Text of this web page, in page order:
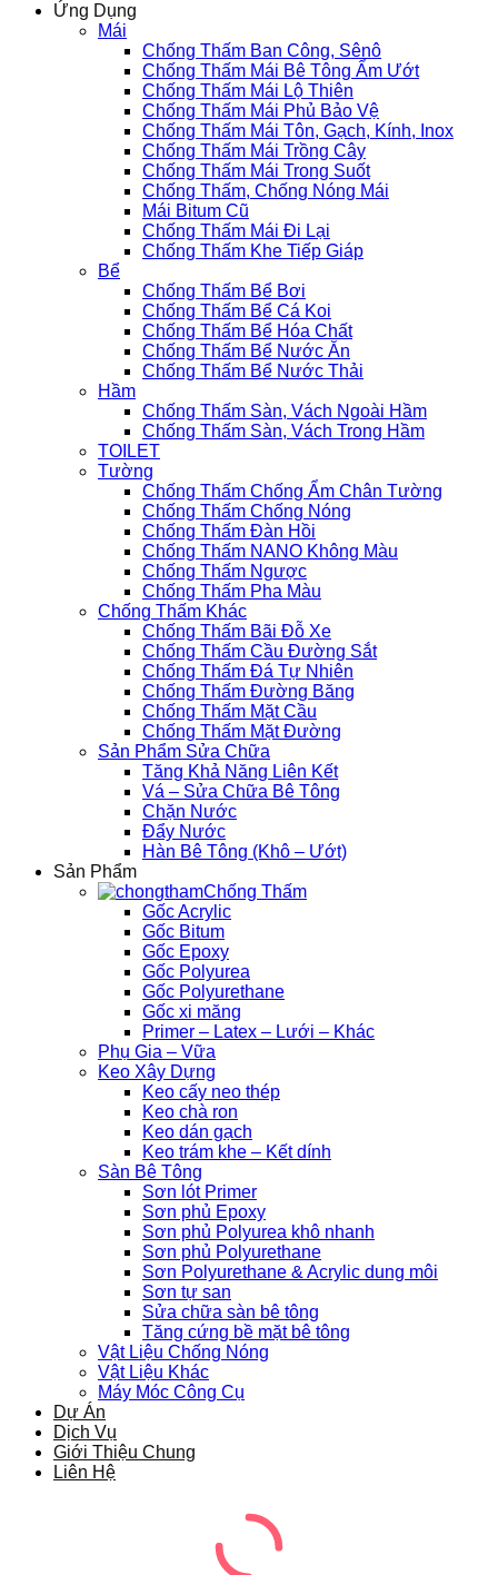
Ứng Dụng
Mái
Chống Thấm Ban Công, Sênô
Chống Thấm Mái Bê Tông Ẩm Ướt
Chống Thấm Mái Lộ Thiên
Chống Thấm Mái Phủ Bảo Vệ
Chống Thấm Mái Tôn, Gạch, Kính, Inox
Chống Thấm Mái Trồng Cây
Chống Thấm Mái Trong Suốt
Chống Thấm, Chống Nóng Mái
Mái Bitum Cũ
Chống Thấm Mái Đi Lại
Chống Thấm Khe Tiếp Giáp
Bể
Chống Thấm Bể Bơi
Chống Thấm Bể Cá Koi
Chống Thấm Bể Hóa Chất
Chống Thấm Bể Nước Ăn
Chống Thấm Bể Nước Thải
Hầm
Chống Thấm Sàn, Vách Ngoài Hầm
Chống Thấm Sàn, Vách Trong Hầm
TOILET
Tường
Chống Thấm Chống Ẩm Chân Tường
Chống Thấm Chống Nóng
Chống Thấm Đàn Hồi
Chống Thấm NANO Không Màu
Chống Thấm Ngược
Chống Thấm Pha Màu
Chống Thấm Khác
Chống Thấm Bãi Đỗ Xe
Chống Thấm Cầu Đường Sắt
Chống Thấm Đá Tự Nhiên
Chống Thấm Đường Băng
Chống Thấm Mặt Cầu
Chống Thấm Mặt Đường
Sản Phẩm Sửa Chữa
Tăng Khả Năng Liên Kết
Vá – Sửa Chữa Bê Tông
Chặn Nước
Đẩy Nước
Hàn Bê Tông (Khô – Ướt)
Sản Phẩm
Chống Thấm
Gốc Acrylic
Gốc Bitum
Gốc Epoxy
Gốc Polyurea
Gốc Polyurethane
Gốc xi măng
Primer – Latex – Lưới – Khác
Phụ Gia – Vữa
Keo Xây Dựng
Keo cấy neo thép
Keo chà ron
Keo dán gạch
Keo trám khe – Kết dính
Sàn Bê Tông
Sơn lót Primer
Sơn phủ Epoxy
Sơn phủ Polyurea khô nhanh
Sơn phủ Polyurethane
Sơn Polyurethane & Acrylic dung môi
Sơn tự san
Sửa chữa sàn bê tông
Tăng cứng bề mặt bê tông
Vật Liệu Chống Nóng
Vật Liệu Khác
Máy Móc Công Cụ
Dự Án
Dịch Vụ
Giới Thiệu Chung
Liên Hệ